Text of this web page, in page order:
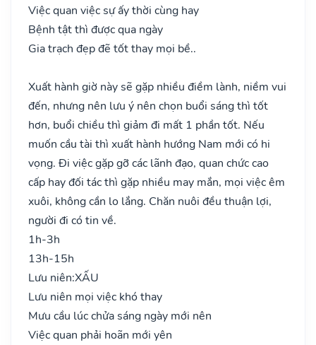
Việc quan việc sự ấy thời cùng hay
Bệnh tật thì được qua ngày
Gia trạch đẹp đẽ tốt thay mọi bề..
Xuất hành giờ này sẽ gặp nhiều điềm lành, niềm vui
đến, nhưng nên lưu ý nên chọn buổi sáng thì tốt
hơn, buổi chiều thì giảm đi mất 1 phần tốt. Nếu
muốn cầu tài thì xuất hành hướng Nam mới có hi
vọng. Đi việc gặp gỡ các lãnh đạo, quan chức cao
cấp hay đối tác thì gặp nhiều may mắn, mọi việc êm
xuôi, không cần lo lắng. Chăn nuôi đều thuận lợi,
người đi có tin về.
1h-3h
13h-15h
Lưu niên:XẤU
Lưu niên mọi việc khó thay
Mưu cầu lúc chửa sáng ngày mới nên
Việc quan phải hoãn mới yên